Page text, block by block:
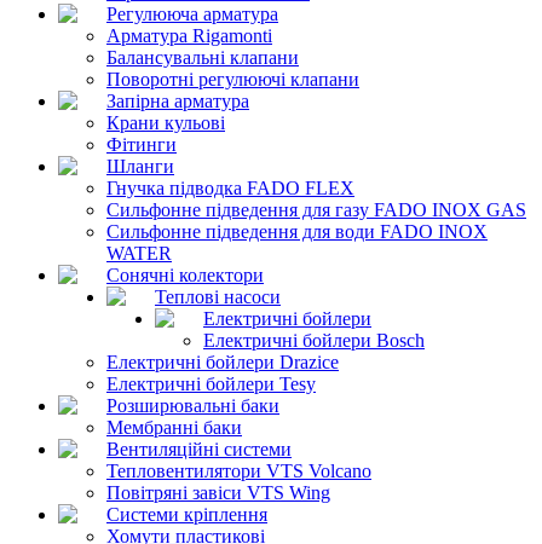
Регулююча арматура
Арматура Rigamonti
Балансувальні клапани
Поворотні регулюючі клапани
Запірна арматура
Крани кульові
Фітинги
Шланги
Гнучка підводка FADO FLEX
Сильфонне підведення для газу FADO INOX GAS
Сильфонне підведення для води FADO INOX
WATER
Сонячні колектори
Теплові насоси
Електричні бойлери
Електричні бойлери Bosch
Електричні бойлери Drazice
Електричні бойлери Tesy
Розширювальні баки
Мембранні баки
Вентиляційні системи
Тепловентилятори VTS Volcano
Повітряні завіси VTS Wing
Системи кріплення
Хомути пластикові